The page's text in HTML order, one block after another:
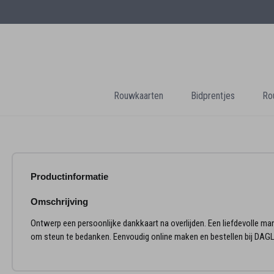
Rouwkaarten Bidprentjes
Productinformatie
Omschrijving
Ontwerp een persoonlijke dankkaart na overlijden. Een liefdevolle
om steun te bedanken. Eenvoudig online maken en bestellen bij